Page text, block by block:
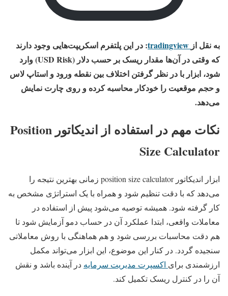
به نقل از tradingview: در این پلتفرم اسکریپت‌هایی وجود دارند
که وقتی در آن‌ها مقدار ریسک بر حسب دلار (USD Risk) وارد
شود، ابزار با در نظر گرفتن اختلاف بین نقطه ورود و استاپ لاس
و حجم موقعیت را خودکار محاسبه کرده و روی چارت نمایش
می‌دهد.
نکات مهم در استفاده از اندیکاتور Position
Size Calculator
ابزار اندیکاتور position size calculator زمانی بهترین نتیجه را
می‌دهد که با دقت تنظیم شود و همراه با یک استراتژی مشخص به
کار گرفته شود. همیشه توصیه می‌شود پیش از استفاده در
معاملات واقعی، ابتدا عملکرد آن در حساب دمو آزمایش شود تا
هم دقت محاسبات بررسی شود و هم هماهنگی با روش معاملاتی
سنجیده گردد. در کنار این موضوع، این ابزار می‌تواند مکمل
ارزشمندی برای اکسپرت مدیریت سرمایه در آینده باشد و نقش
آن را در کنترل ریسک تکمیل کند.